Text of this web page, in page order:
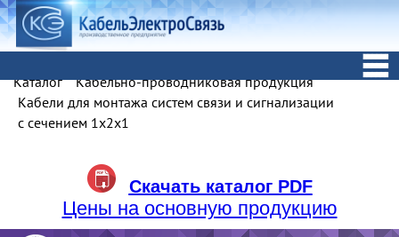
Каталог
Кабельно-проводниковая продукция
Кабели для монтажа систем связи и сигнализации
с сечением 1х2х1
Скачать каталог PDF
Цены на основную продукцию